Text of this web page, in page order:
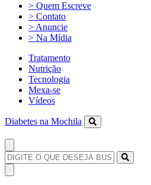
> Quem Escreve
> Contato
> Anuncie
> Na Mídia
Tratamento
Nutrição
Tecnologia
Mexa-se
Vídeos
Diabetes na Mochila